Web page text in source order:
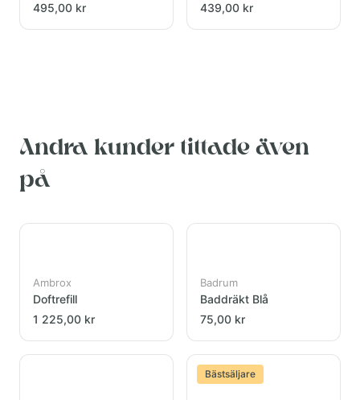
495,00 kr 439,00 kr
Andra kunder tittade även
på
Ambrox
Doftrefill
1 225,00 kr
Badrum
Baddräkt Blå
75,00 kr
Bästsäljare